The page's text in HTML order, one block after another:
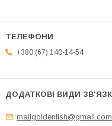
+380 (67) 140-14-54
mailgoldenfish@gmail.com